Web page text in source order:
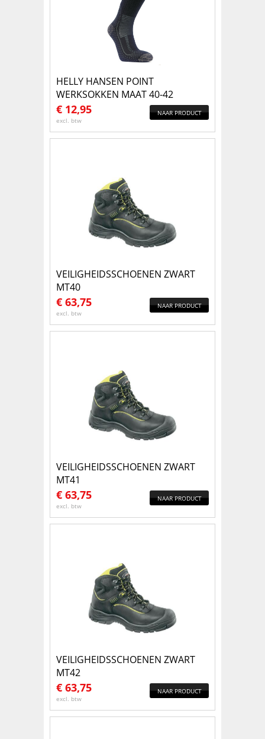
HELLY HANSEN POINT
WERKSOKKEN MAAT 40-42
€ 12,95
excl. btw
NAAR PRODUCT
VEILIGHEIDSSCHOENEN ZWART
MT40
€ 63,75
excl. btw
NAAR PRODUCT
VEILIGHEIDSSCHOENEN ZWART
MT41
€ 63,75
excl. btw
NAAR PRODUCT
VEILIGHEIDSSCHOENEN ZWART
MT42
€ 63,75
excl. btw
NAAR PRODUCT